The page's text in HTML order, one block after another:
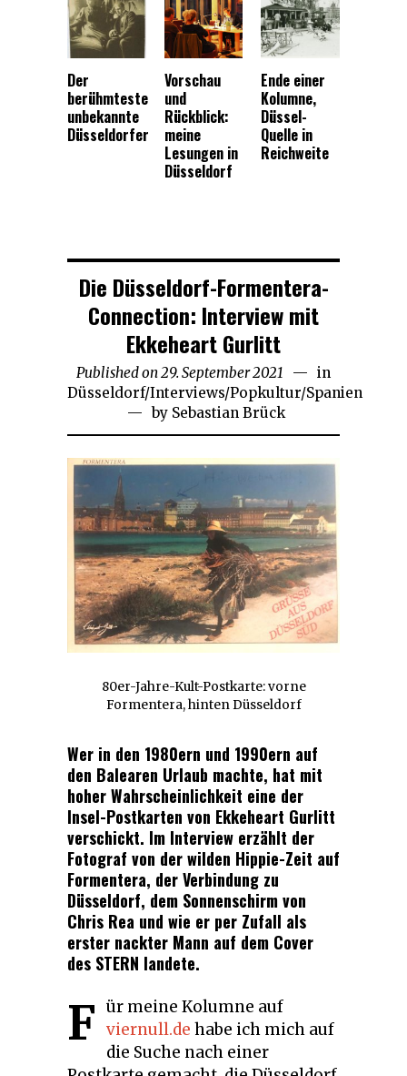
Der
berühmteste
unbekannte
Düsseldorfer
Vorschau
und
Rückblick:
meine
Lesungen in
Düsseldorf
Ende einer
Kolumne,
Düssel-
Quelle in
Reichweite
Die Düsseldorf-Formentera-
Connection: Interview mit
Ekkeheart Gurlitt
Published on29. September 2021 30.
August
2025
in
Düsseldorf/Interviews/Popkultur/Spanien
by Sebastian Brück
80er-Jahre-Kult-Postkarte: vorne
Formentera, hinten Düsseldorf
Wer in den 1980ern und 1990ern auf
den Balearen Urlaub machte, hat mit
hoher Wahrscheinlichkeit eine der
Insel-Postkarten von Ekkeheart Gurlitt
verschickt. Im Interview erzählt der
Fotograf von der wilden Hippie-Zeit auf
Formentera, der Verbindung zu
Düsseldorf, dem Sonnenschirm von
Chris Rea und wie er per Zufall als
erster nackter Mann auf dem Cover
des STERN landete.
F ür meine Kolumne auf
viernull.de habe ich mich auf
die Suche nach einer